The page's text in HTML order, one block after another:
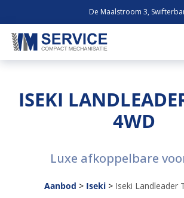
De Maalstroom 3,
ISEKI
4WD
Luxe afkoppelbare
Aanbod > Iseki> Iseki Landleader